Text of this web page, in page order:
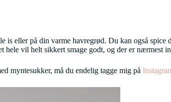
eller på din varme havregrød. Du kan også
vil helt sikkert smage godt, og der er nærmest
myntesukker, må du endelig tagge mig på